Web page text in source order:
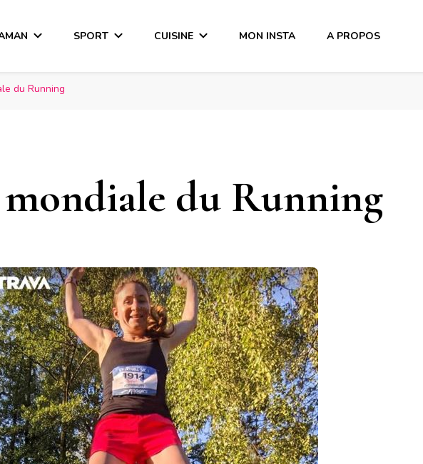
SPORT CUISINE MON INSTA A PROPOS
du Running
mondiale du Running